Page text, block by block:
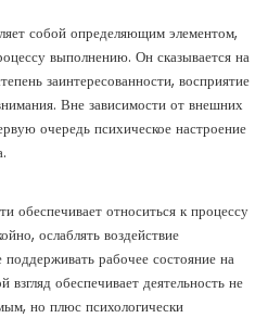
собой определяющим элементом,
выполнению. Он сказывается на
заинтересованности, восприятие
Вне зависимости от внешних
очередь психическое настроение
обеспечивает относиться к процессу
ослаблять воздействие
рабочее состояние на
взгляд обеспечивает деятельность не
но плюс психологически